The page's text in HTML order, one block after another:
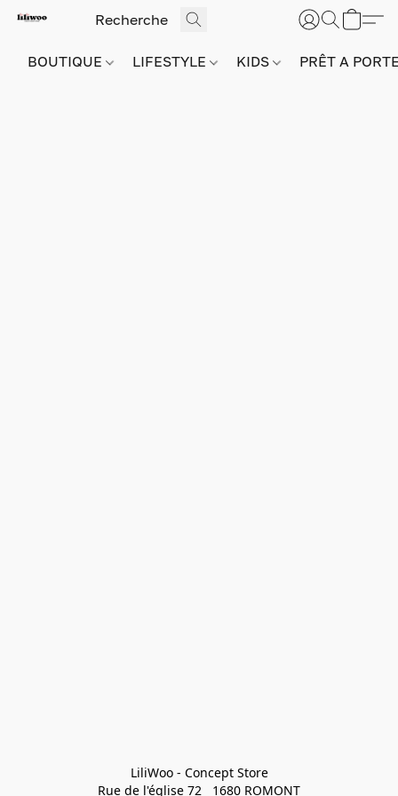
BOUTIQUE LIFESTYLE KIDS PRÊT A
LiliWoo - Concept Store
Rue de l'église 72   1680 ROMONT